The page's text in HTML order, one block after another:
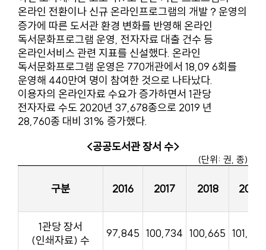
온라인 전환이나 신규 온라인프로그램의 개발？운영의
증가에 따른 도서관 환경 변화를 반영해 온라인
독서문화프로그램 운영, 전자자료 대출 건수 등
온라인서비스 관련 지표를 신설했다. 온라인
독서문화프로그램 운영은 770개관에서 18,09 6회를
운영해 440만여 명이 참여한 것으로 나타났다.
이용자의 온라인자료 수요가 증가하면서 1관당
전자자료 수도 2020년 37,678종으로 2019 년
28,760종 대비 31% 증가했다.
<공공도서관 장서 수>
(단위: 권, 종)
구분 2016 2017 2018 2019
1관당 장서
(인쇄자료) 수
97,845 100,734 100,665 101,477